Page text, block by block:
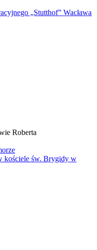
„Stutthof” Wacława
Roberta
kościele św. Brygidy w